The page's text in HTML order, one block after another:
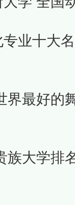
业十大
界最好的
族大学排